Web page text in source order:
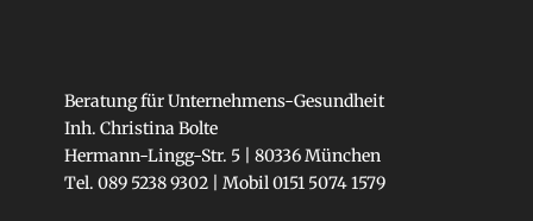
Beratung für Unternehmens-Gesundheit
Inh. Christina Bolte
Hermann-Lingg-Str. 5 | 80336 München
Tel. 089 5238 9302 | Mobil 0151 5074 1579